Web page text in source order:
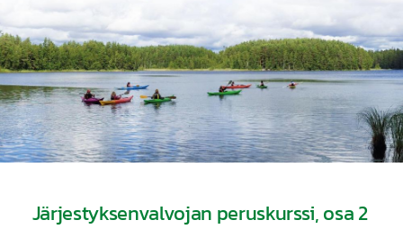
Järjestyksenvalvojan peruskurssi, osa 2